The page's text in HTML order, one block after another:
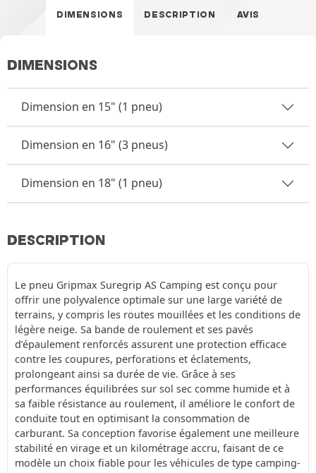
DIMENSIONS DESCRIPTION AVIS
DIMENSIONS
Dimension en 15" (1 pneu)
Dimension en 16" (3 pneus)
Dimension en 18" (1 pneu)
DESCRIPTION
Le pneu Gripmax Suregrip AS Camping est conçu pour
offrir une polyvalence optimale sur une large variété de
terrains, y compris les routes mouillées et les conditions de
légère neige. Sa bande de roulement et ses pavés
d’épaulement renforcés assurent une protection efficace
contre les coupures, perforations et éclatements,
prolongeant ainsi sa durée de vie. Grâce à ses
performances équilibrées sur sol sec comme humide et à
sa faible résistance au roulement, il améliore le confort de
conduite tout en optimisant la consommation de
carburant. Sa conception favorise également une meilleure
stabilité en virage et un kilométrage accru, faisant de ce
modèle un choix fiable pour les véhicules de type camping-